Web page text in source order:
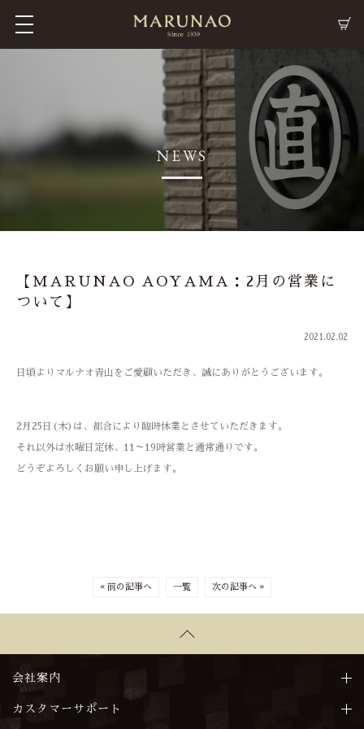
NEWS
【MARUNAO AOYAMA：2月の営業に
ついて】
2021.02.02
日頃よりマルナオ青山をご愛顧いただき、誠にありがとうございます。
2月25日(木)は、都合により臨時休業とさせていただきます。
それ以外は水曜日定休、11～19時営業と通常通りです。
どうぞよろしくお願い申し上げます。
« 前の記事へ 一覧 次の記事へ »
会社案内
カスタマーサポート